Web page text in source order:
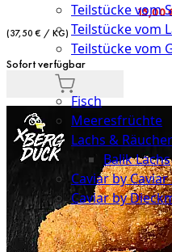
Teilstücke vom
Teilstücke vom
Teilstücke vom
Seafood
Fisch
Meeresfrüchte
Lachs &
Balik Lachs
Caviar by
Caviar by
Probierpakete
15,00
(37,50 € / KG)
Sofort verfügbar